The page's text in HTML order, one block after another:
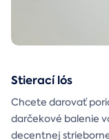
Stierací lós
Chcete darovať
darčekové balenie
decentnej